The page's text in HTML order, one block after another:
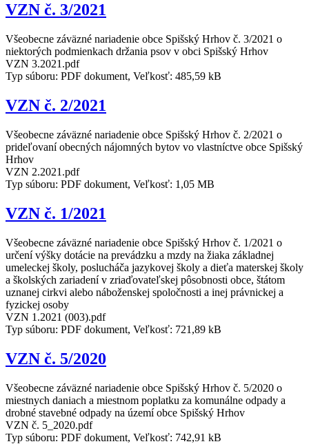
VZN č. 3/2021
Všeobecne záväzné nariadenie obce Spišský Hrhov č. 3/2021 o
niektorých podmienkach držania psov v obci Spišský Hrhov
VZN 3.2021.pdf
Typ súboru: PDF dokument, Veľkosť: 485,59 kB
VZN č. 2/2021
Všeobecne záväzné nariadenie obce Spišský Hrhov č. 2/2021 o
prideľovaní obecných nájomných bytov vo vlastníctve obce Spišský
Hrhov
VZN 2.2021.pdf
Typ súboru: PDF dokument, Veľkosť: 1,05 MB
VZN č. 1/2021
Všeobecne záväzné nariadenie obce Spišský Hrhov č. 1/2021 o
určení výšky dotácie na prevádzku a mzdy na žiaka základnej
umeleckej školy, poslucháča jazykovej školy a dieťa materskej školy
a školských zariadení v zriaďovateľskej pôsobnosti obce, štátom
uznanej cirkvi alebo náboženskej spoločnosti a inej právnickej a
fyzickej osoby
VZN 1.2021 (003).pdf
Typ súboru: PDF dokument, Veľkosť: 721,89 kB
VZN č. 5/2020
Všeobecne záväzné nariadenie obce Spišský Hrhov č. 5/2020 o
miestnych daniach a miestnom poplatku za komunálne odpady a
drobné stavebné odpady na území obce Spišský Hrhov
VZN č. 5_2020.pdf
Typ súboru: PDF dokument, Veľkosť: 742,91 kB